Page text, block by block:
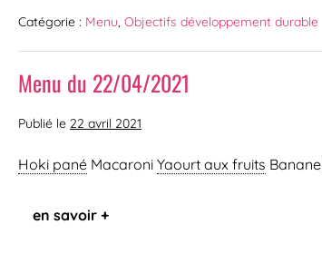
Catégorie : Menu, Objectifs développement durable
Menu du 22/04/2021
Publié le 22 avril 2021
Hoki pané Macaroni Yaourt aux fruits Banane
en savoir +